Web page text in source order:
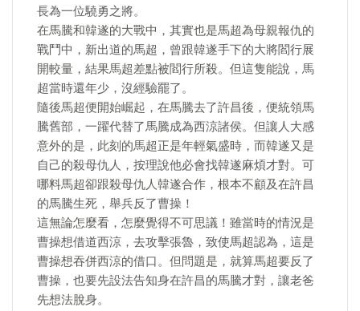
長為一位驍勇之將。
在馬騰和韓遂的大戰中，其實也是馬超為母親報仇的
戰鬥中，新出道的馬超，曾跟韓遂手下的大將閻行展
開較量，結果馬超差點被閻行所殺。但這隻能說，馬
超當時還年少，沒經驗罷了。
隨後馬超便開始崛起，在馬騰去了許昌後，便統領馬
騰舊部，一躍代替了馬騰成為西涼諸侯。但讓人大感
意外的是，此刻的馬超正是年輕氣盛時，而韓遂又是
自己的殺母仇人，按理說他必會找韓遂麻煩才對。可
哪料馬超卻跟殺母仇人韓遂合作，根本不顧及在許昌
的馬騰生死，舉兵反了曹操！
這無論怎麼看，怎麼覺得不可思議！雖當時的情況是
曹操想借道西涼，去攻擊張魯，致使馬超認為，這是
曹操想吞併西涼的借口。但問題是，就算馬超要反了
曹操，也要先設法告知身在許昌的馬騰才對，讓老爸
先想法脫身。